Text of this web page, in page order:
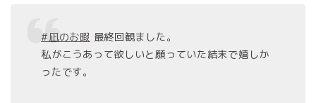
#凪のお暇 最終回観ました。
私がこうあって欲しいと願っていた結末で嬉しか
ったです。